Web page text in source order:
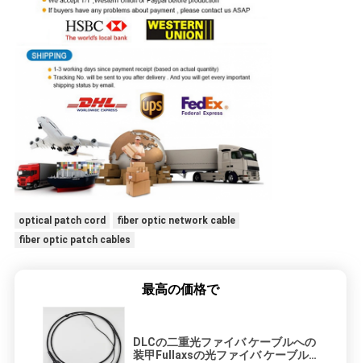
optical patch cord
fiber optic network cable
fiber optic patch cables
最高の価格で
DLCの二重光ファイバ ケーブルへの
装甲Fullaxsの光ファイバ ケーブル